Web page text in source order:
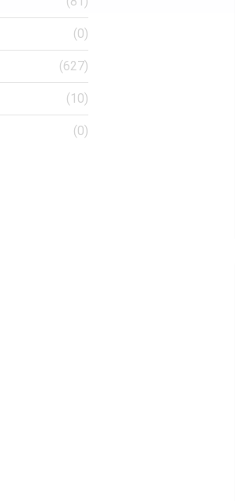
(0)
(627)
(10)
(0)